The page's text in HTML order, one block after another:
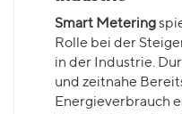
Smart Metering
Rolle bei der
in der Industrie.
und zeitnahe
Energieverbrauch